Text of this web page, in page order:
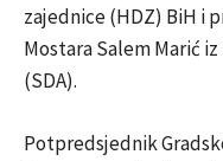
zajednice (HDZ) BiH i
Mostara Salem Marić
(SDA).
Potpredsjednik